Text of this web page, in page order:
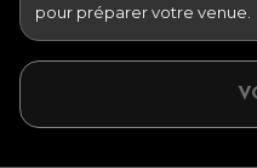
pour préparer votre venue.